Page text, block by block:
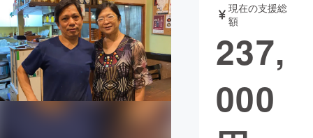
テクノロジー・ガジェット
映像・映画 書籍・雑誌
ビジネス・起業 チャレンジ
現在の支援総
額
237,
000